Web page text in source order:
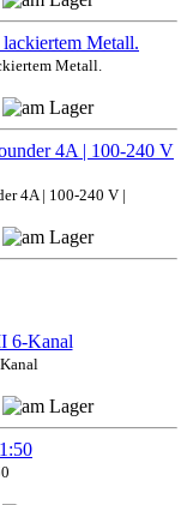
Metall.
4A | 100-240 V |